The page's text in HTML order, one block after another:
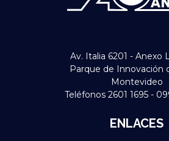
Av. Italia 6201 - Anexo
Parque de Innovación
Montevideo
Teléfonos 2601 1695 -
ENLACES